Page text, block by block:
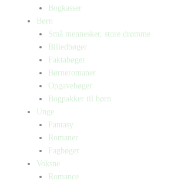
Bogkasser
Børn
Små mennesker, store drømme
Billedbøger
Faktabøger
Børneromaner
Opgavebøger
Bogpakker til børn
Unge
Fantasy
Romaner
Fagbøger
Voksne
Romance